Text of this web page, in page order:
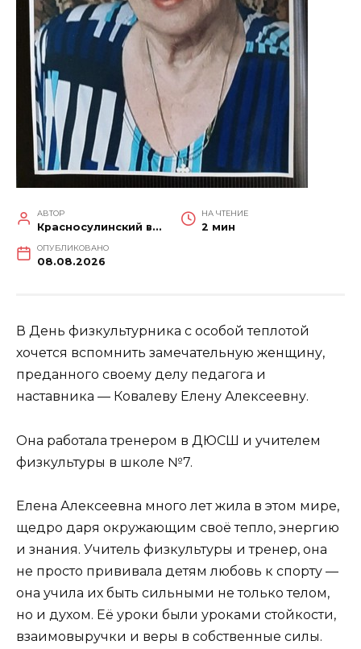
АВТОР
Красносулинский вестник
НА ЧТЕНИЕ
2 мин
ОПУБЛИКОВАНО
08.08.2026
В День физкультурника с особой теплотой
хочется вспомнить замечательную женщину,
преданного своему делу педагога и
наставника — Ковалеву Елену Алексеевну.
Она работала тренером в ДЮСШ и учителем
физкультуры в школе №7.
Елена Алексеевна много лет жила в этом мире,
щедро даря окружающим своё тепло, энергию
и знания. Учитель физкультуры и тренер, она
не просто прививала детям любовь к спорту —
она учила их быть сильными не только телом,
но и духом. Её уроки были уроками стойкости,
взаимовыручки и веры в собственные силы.